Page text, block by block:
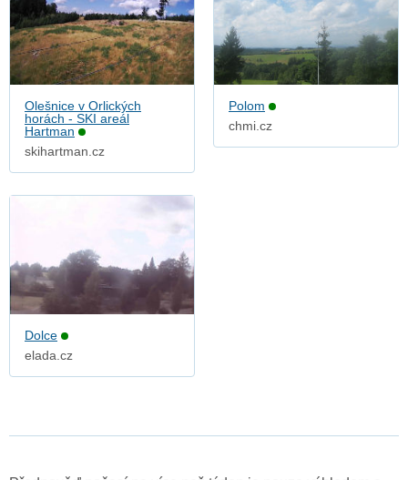
Olešnice v Orlických
horách - SKI areál
Hartman
skihartman.cz
Polom
chmi.cz
Dolce
elada.cz